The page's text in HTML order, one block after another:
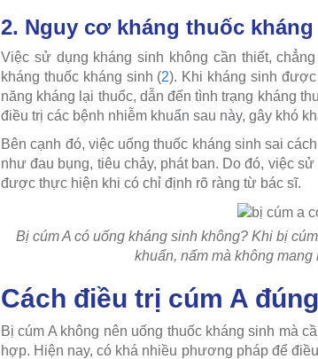
2. Nguy cơ kháng thuốc
Việc sử dụng kháng sinh không cần thiết,
kháng thuốc kháng sinh (2). Khi kháng sinh
năng kháng lại thuốc, dẫn đến tình trạng kháng
điều trị các bệnh nhiễm khuẩn sau này, gây khó
Bên cạnh đó, việc uống thuốc kháng sinh sai
như đau bụng, tiêu chảy, phát ban. Do đó, việc
được thực hiện khi có chỉ định rõ ràng từ bác sĩ.
Bị cúm A có uống kháng sinh không? Khi bị
khuẩn, nấm mà không
Cách điều trị cúm A
Bị cúm A không nên uống thuốc kháng sinh mà
hợp. Hiện nay, có khá nhiều phương pháp để